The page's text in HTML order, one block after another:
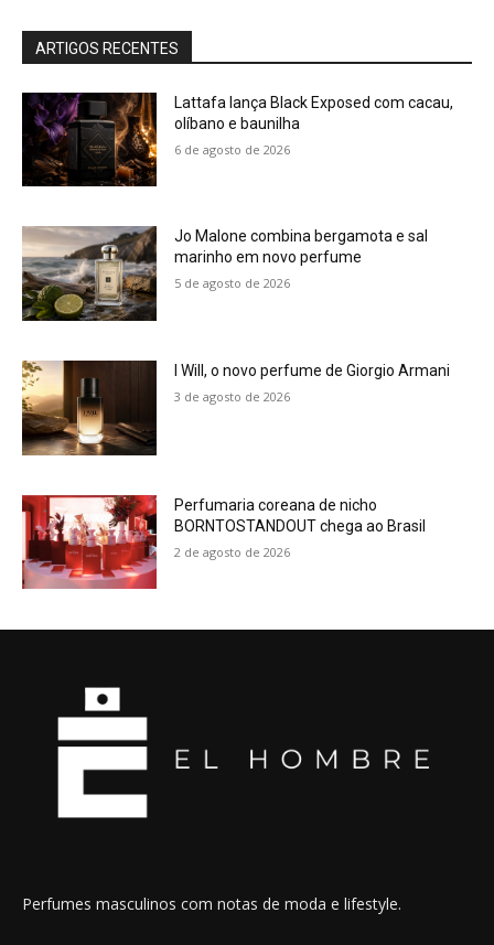
ARTIGOS RECENTES
Lattafa lança Black Exposed com cacau,
olíbano e baunilha
6 de agosto de 2026
Jo Malone combina bergamota e sal
marinho em novo perfume
5 de agosto de 2026
I Will, o novo perfume de Giorgio Armani
3 de agosto de 2026
Perfumaria coreana de nicho
BORNTOSTANDOUT chega ao Brasil
2 de agosto de 2026
Perfumes masculinos com notas de moda e lifestyle.